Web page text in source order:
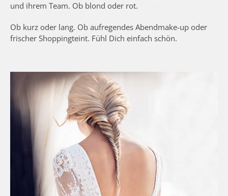
und ihrem Team. Ob blond oder rot.
Ob kurz oder lang. Ob aufregendes Abendmake-up oder
frischer Shoppingteint. Fühl Dich einfach schön.